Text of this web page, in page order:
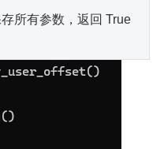
有参数，返回 True